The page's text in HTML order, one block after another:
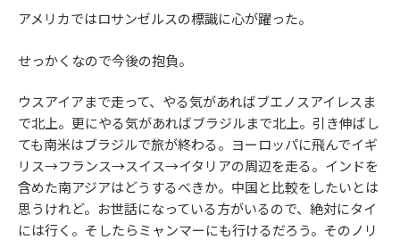
アメリカではロサンゼルスの標識に心が躍った。
せっかくなので今後の抱負。
ウスアイアまで走って、やる気があればブエノスアイレスま
で北上。更にやる気があればブラジルまで北上。引き伸ばし
ても南米はブラジルで旅が終わる。ヨーロッパに飛んでイギ
リス→フランス→スイス→イタリアの周辺を走る。インドを
含めた南アジアはどうするべきか。中国と比較をしたいとは
思うけれど。お世話になっている方がいるので、絶対にタイ
には行く。そしたらミャンマーにも行けるだろう。そのノリ